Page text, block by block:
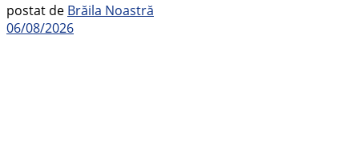
postat de Brăila Noastră
06/08/2026